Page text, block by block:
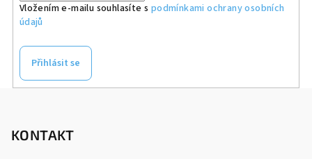
Vložením e-mailu souhlasíte s podmínkami ochrany osobních
údajů
Přihlásit se
KONTAKT